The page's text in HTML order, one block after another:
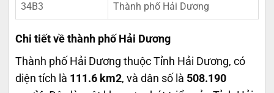
34B3 Thành phố Hải Dương
Chi tiết về thành phố Hải Dương
Thành phố Hải Dương thuộc Tỉnh Hải Dương, có
diện tích là 111.6 km2, và dân số là 508.190